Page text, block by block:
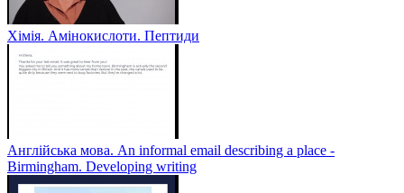
Хімія. Амінокислоти. Пептиди
Англійська мова. An informal email describing a place -
Birmingham. Developing writing